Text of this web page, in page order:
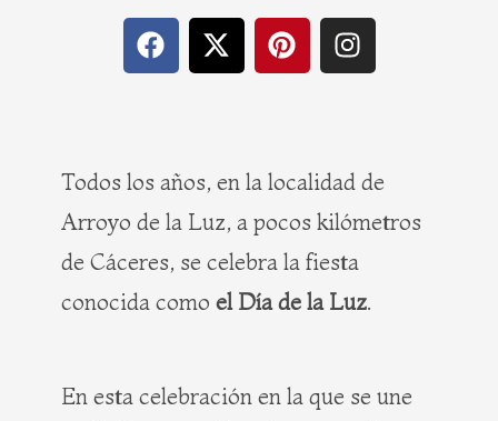
F
a
o
k
X
-
t
e
r
P
i
e
s
t
I
n
g
r
a
m
Todos los años, en la localidad de
Arroyo de la Luz, a pocos kilómetros
de Cáceres, se celebra la fiesta
conocida como el Día de la Luz.
En esta celebración en la que se une